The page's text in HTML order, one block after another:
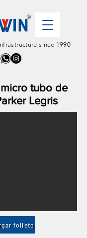
since 1990
tubo de
Legris
folleto